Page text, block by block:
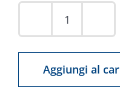
Tappeto
Tortora
quantità
Aggiungi al